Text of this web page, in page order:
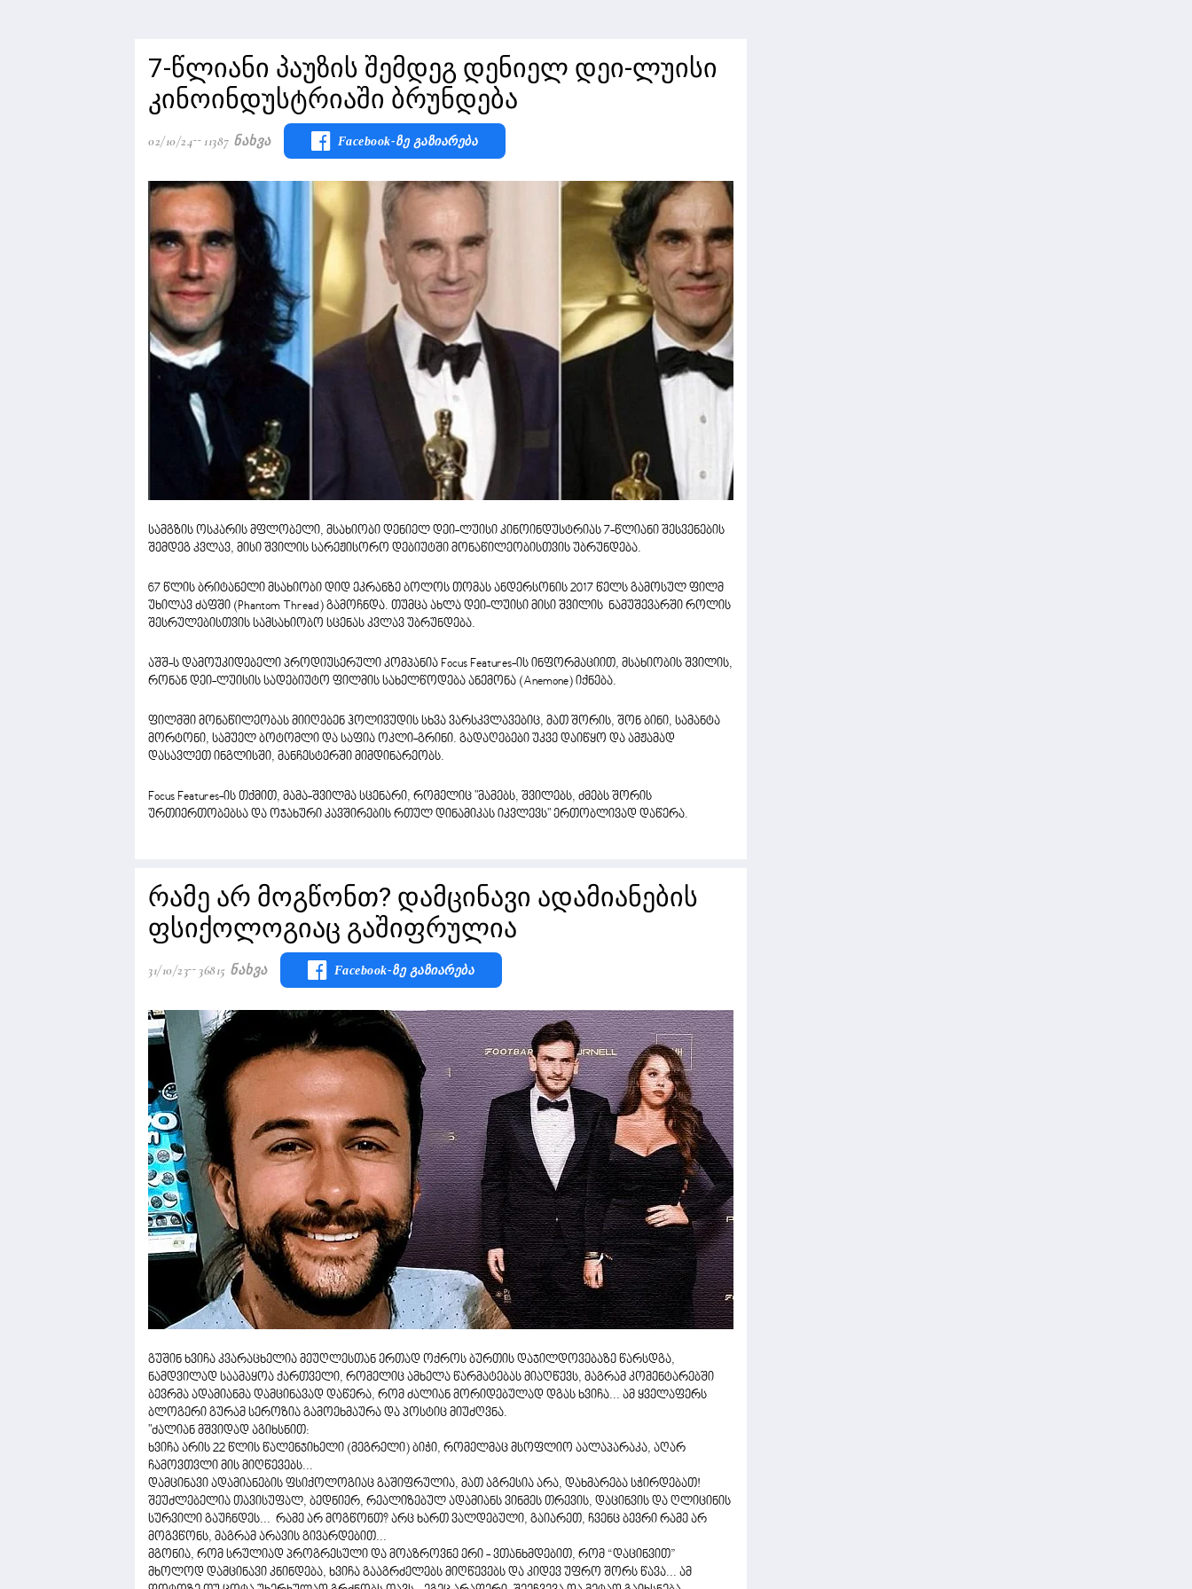
7-წლიანი პაუზის შემდეგ დენიელ დეი-ლუისი
კინოინდუსტრიაში ბრუნდება
02/10/24 11387 Ნახვა Facebook-Ზე Გაზიარება
სამგზის ოსკარის მფლობელი, მსახიობი დენიელ დეი-ლუისი კინოინდუსტრიას 7-წლიანი შესვენების
შემდეგ კვლავ, მისი შვილის სარეჟისორო დებიუტში მონაწილეობისთვის უბრუნდება.
67 წლის ბრიტანელი მსახიობი დიდ ეკრანზე ბოლოს თომას ანდერსონის 2017 წელს გამოსულ ფილმ
უხილავ ძაფში (Phantom Thread) გამოჩნდა. თუმცა ახლა დეი-ლუისი მისი შვილის ნამუშევარში როლის
შესრულებისთვის სამსახიობო სცენას კვლავ უბრუნდება.
აშშ-ს დამოუკიდებელი პროდიუსერული კომპანია Focus Features-ის ინფორმაციით, მსახიობის შვილის,
რონან დეი-ლუისის სადებიუტო ფილმის სახელწოდება ანემონა (Anemone) იქნება.
ფილმში მონაწილეობას მიიღებენ ჰოლივუდის სხვა ვარსკვლავებიც, მათ შორის, შონ ბინი, სამანტა
მორტონი, სამუელ ბოტომლი და საფია ოკლი-გრინი. გადაღებები უკვე დაიწყო და ამჟამად
დასავლეთ ინგლისში, მანჩესტერში მიმდინარეობს.
Focus Features-ის თქმით, მამა-შვილმა სცენარი, რომელიც "მამებს, შვილებს, ძმებს შორის
ურთიერთობებსა და ოჯახური კავშირების რთულ დინამიკას იკვლევს" ერთობლივად დაწერა.
რამე არ მოგწონთ? დამცინავი ადამიანების
ფსიქოლოგიაც გაშიფრულია
31/10/23 36815 Ნახვა Facebook-Ზე Გაზიარება
გუშინ ხვიჩა კვარაცხელია მეუღლესთან ერთად ოქროს ბურთის დაჯილდოვებაზე წარსდგა,
ნამდვილად საამაყოა ქართველი, რომელიც ამხელა წარმატებას მიაღწევს, მაგრამ კომენტარებში
ბევრმა ადამიანმა დამცინავად დაწერა, რომ ძალიან მორიდებულად დგას ხვიჩა... ამ ყველაფერს
ბლოგერი გურამ სეროზია გამოეხმაურა და პოსტიც მიუძღვნა.
"ძალიან მშვიდად აგიხსნით:
ხვიჩა არის 22 წლის წალენჯიხელი (მეგრელი) ბიჭი, რომელმაც მსოფლიო აალაპარაკა, აღარ
ჩამოვთვლი მის მიღწევებს...
დამცინავი ადამიანების ფსიქოლოგიაც გაშიფრულია, მათ აგრესია არა, დახმარება სჭირდებათ!
შეუძლებელია თავისუფალ, ბედნიერ, რეალიზებულ ადამიანს ვინმეს თრევის, დაცინვის და ღლიცინის
სურვილი გაუჩნდეს... რამე არ მოგწონთ? არც ხართ ვალდებული, გაიარეთ, ჩვენც ბევრი რამე არ
მოგვწონს, მაგრამ არავის გივარდებით...
მგონია, რომ სრულიად პროგრესული და მოაზროვნე ერი - ვთანხმდებით, რომ “დაცინვით”
მხოლოდ დამცინავი კნინდება, ხვიჩა გააგრძელებს მიღწევებს და კიდევ უფრო შორს წავა... ამ